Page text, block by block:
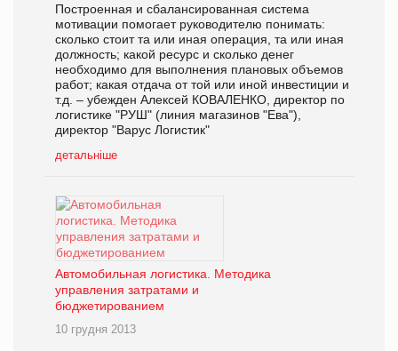
Построенная и сбалансированная система
мотивации помогает руководителю понимать:
сколько стоит та или иная операция, та или иная
должность; какой ресурс и сколько денег
необходимо для выполнения плановых объемов
работ; какая отдача от той или иной инвестиции и
т.д. – убежден Алексей КОВАЛЕНКО, директор по
логистике "РУШ" (линия магазинов "Ева"),
директор "Варус Логистик"
детальніше
Автомобильная логистика. Методика
управления затратами и
бюджетированием
10 грудня 2013